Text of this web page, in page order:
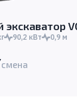
90,2 кВт 0,9 м
смена